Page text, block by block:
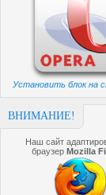
Установить блок на
ВНИМАНИЕ!
Наш сайт
браузерMozilla